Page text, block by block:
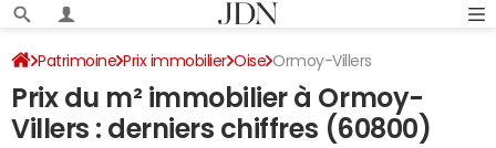
Patrimoine Prix immobilier Oise Ormoy-Villers
Prix du m² immobilier à Ormoy-
Villers : derniers chiffres (60800)